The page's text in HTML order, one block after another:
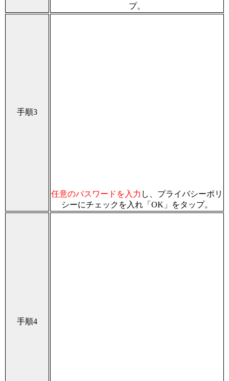
プ。
手順3
任意のパスワードを入力 し、プライバシーポリ
シーにチェックを入れ「OK」をタップ。
手順4